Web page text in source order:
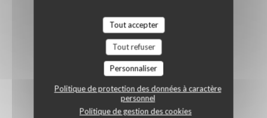
Tout accepter
Tout refuser
Personnaliser
Politique de protection des données à caractère
personnel
Politique de gestion des cookies